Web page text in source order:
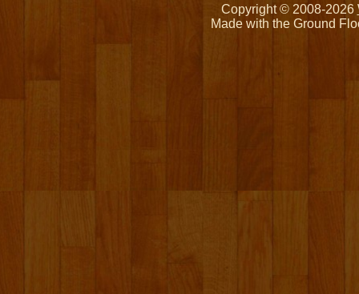
Copyright © 2008-2026
Made with the Ground